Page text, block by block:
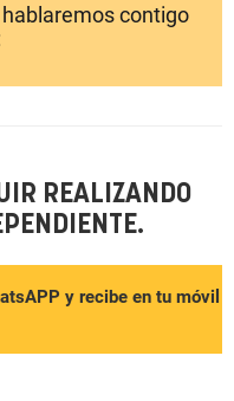
contigo
REALIZANDO
y recibe en tu móvil